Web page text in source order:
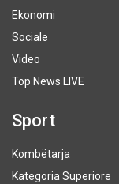
Ekonomi
Sociale
Video
Top News LIVE
Sport
Kombëtarja
Kategoria Superiore